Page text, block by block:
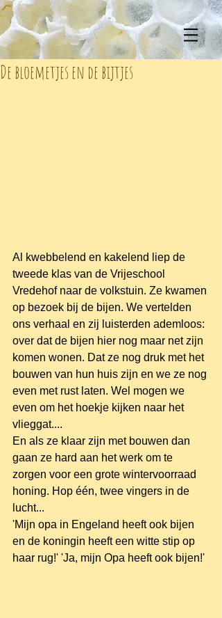
De bloemetjes en de bijtjes
Al kwebbelend en kakelend liep de
tweede klas van de Vrijeschool
Vredehof naar de volkstuin. Ze kwamen
op bezoek bij de bijen. We vertelden
ons verhaal en zij luisterden ademloos:
over dat de bijen hier nog maar net zijn
komen wonen. Dat ze nog druk met het
bouwen van hun huis zijn en we ze nog
even met rust laten. Wel mogen we
even om het hoekje kijken naar het
vlieggat....
En als ze klaar zijn met bouwen dan
gaan ze hard aan het werk om te
zorgen voor een grote wintervoorraad
honing. Hop één, twee vingers in de
lucht...
'Mijn opa in Engeland heeft ook bijen
en de koningin heeft een witte stip op
haar rug!' 'Ja, mijn Opa heeft ook bijen!'